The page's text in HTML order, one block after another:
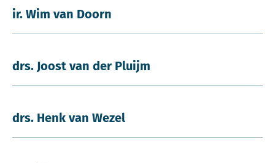
ir. Wim van Doorn
drs. Joost van der Pluijm
drs. Henk van Wezel